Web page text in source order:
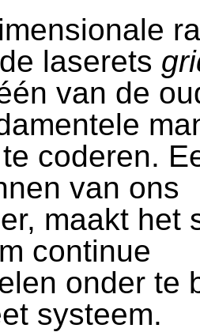
laserets
van de
coderen.
van ons
maakt het
continue
onder te
systeem.